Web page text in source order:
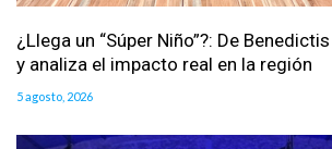
¿Llega un “Súper Niño”?: De
y analiza el impacto real en la región
5 agosto, 2026